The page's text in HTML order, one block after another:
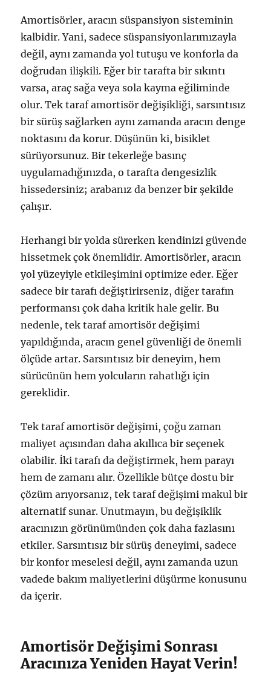
Amortisörler, aracın süspansiyon sisteminin
kalbidir. Yani, sadece süspansiyonlarımızayla
değil, aynı zamanda yol tutuşu ve konforla da
doğrudan ilişkili. Eğer bir tarafta bir sıkıntı
varsa, araç sağa veya sola kayma eğiliminde
olur. Tek taraf amortisör değişikliği, sarsıntısız
bir sürüş sağlarken aynı zamanda aracın denge
noktasını da korur. Düşünün ki, bisiklet
sürüyorsunuz. Bir tekerleğe basınç
uygulamadığınızda, o tarafta dengesizlik
hissedersiniz; arabanız da benzer bir şekilde
çalışır.
Herhangi bir yolda sürerken kendinizi güvende
hissetmek çok önemlidir. Amortisörler, aracın
yol yüzeyiyle etkileşimini optimize eder. Eğer
sadece bir tarafı değiştirirseniz, diğer tarafın
performansı çok daha kritik hale gelir. Bu
nedenle, tek taraf amortisör değişimi
yapıldığında, aracın genel güvenliği de önemli
ölçüde artar. Sarsıntısız bir deneyim, hem
sürücünün hem yolcuların rahatlığı için
gereklidir.
Tek taraf amortisör değişimi, çoğu zaman
maliyet açısından daha akıllıca bir seçenek
olabilir. İki tarafı da değiştirmek, hem parayı
hem de zamanı alır. Özellikle bütçe dostu bir
çözüm arıyorsanız, tek taraf değişimi makul bir
alternatif sunar. Unutmayın, bu değişiklik
aracınızın görünümünden çok daha fazlasını
etkiler. Sarsıntısız bir sürüş deneyimi, sadece
bir konfor meselesi değil, aynı zamanda uzun
vadede bakım maliyetlerini düşürme konusunu
da içerir.
Amortisör Değişimi Sonrası
Aracınıza Yeniden Hayat Verin!